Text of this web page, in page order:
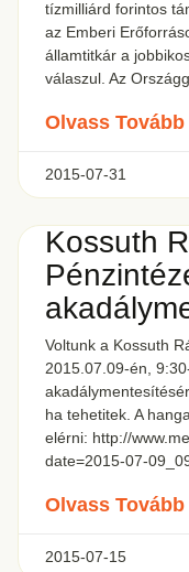
tízmilliárd forintos
az Emberi
államtitkár a
válaszul. Az
Olvass Tovább
2015-07-31
Kossuth
Voltunk a Kossuth
2015.07.09-én,
ha tehetitek. A
elérni: http://
date=2015-07-
Olvass Tovább
2015-07-15